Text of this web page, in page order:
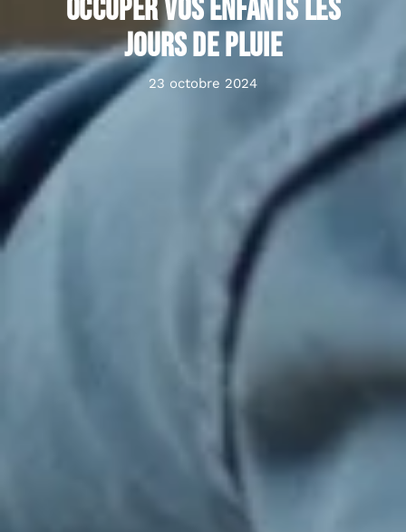
occuper vos enfants les
jours de pluie
23 octobre 2024